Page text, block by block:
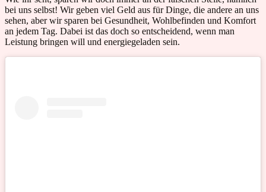
bei uns selbst! Wir geben viel Geld aus für Dinge, die andere an uns
sehen, aber wir sparen bei Gesundheit, Wohlbefinden und Komfort
an jedem Tag. Dabei ist das doch so entscheidend, wenn man
Leistung bringen will und energiegeladen sein.